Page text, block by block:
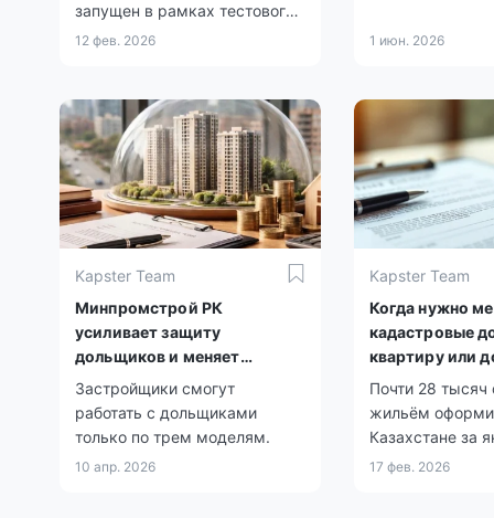
запущен в рамках тестового
режима.
12 фев. 2026 1 июн. 2026
Kapster Team
Минпромстрой РК
усиливает защиту
дольщиков и меняет
правила рынка жилья
Застройщики смогут
работать с дольщиками
только по трем моделям.
10 апр. 2026
Kapster Team
Когда нужно
кадастровые
квартиру или
Почти 28 тысяч
жильём
Казахстане за
года.
17 фев. 2026